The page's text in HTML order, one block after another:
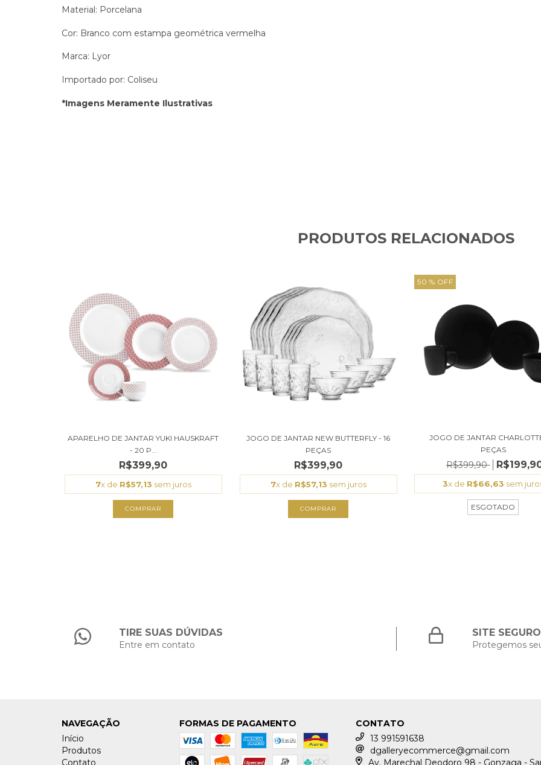
Material: Porcelana
Cor: Branco com estampa geométrica vermelha
Marca: Lyor
Importado por: Coliseu
*Imagens Meramente Ilustrativas
PRODUTOS RELACIONADOS
APARELHO DE JANTAR YUKI HAUSKRAFT
- 20 P...
R$399,90
7x de R$57,13 sem juros
JOGO DE JANTAR NEW BUTTERFLY - 16
PEÇAS
R$399,90
7x de R$57,13 sem juros
50 % OFF
JOGO DE JANTAR
PEÇAS
R$399,90
3x de R$66,63 sem
ESGOTADO
TIRE SUAS DÚVIDAS
Entre em contato
SITE SEGURO
Protegemos
NAVEGAÇÃO
Início
Produtos
Contato
FORMAS DE PAGAMENTO
CONTATO
13 991591638
dgalleryecommerce@gmail.com
Av. Marechal Deodoro 98 - Gonzaga -